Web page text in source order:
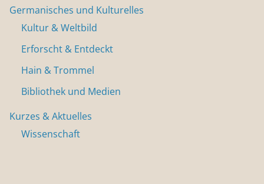
Germanisches und Kulturelles
Kultur & Weltbild
Erforscht & Entdeckt
Hain & Trommel
Bibliothek und Medien
Kurzes & Aktuelles
Wissenschaft